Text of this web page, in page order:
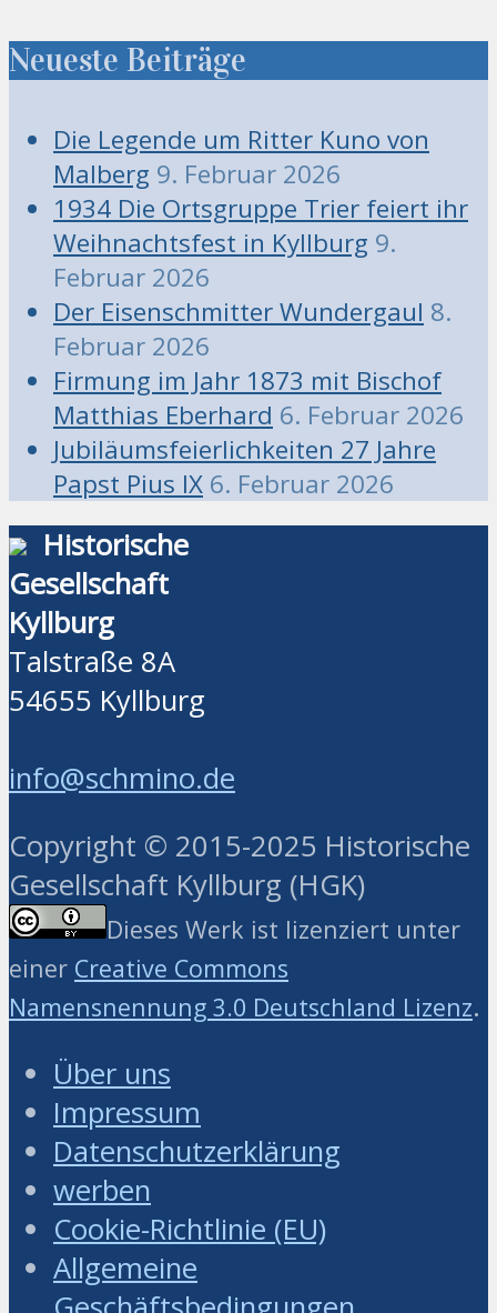
Neueste Beiträge
Die Legende um Ritter Kuno von
Malberg 9. Februar 2026
1934 Die Ortsgruppe Trier feiert ihr
Weihnachtsfest in Kyllburg 9.
Februar 2026
Der Eisenschmitter Wundergaul 8.
Februar 2026
Firmung im Jahr 1873 mit Bischof
Matthias Eberhard 6. Februar 2026
Jubiläumsfeierlichkeiten 27 Jahre
Papst Pius IX 6. Februar 2026
Historische
Gesellschaft
Kyllburg
Talstraße 8A
54655 Kyllburg
info@schmino.de
Copyright © 2015-2025 Historische
Gesellschaft Kyllburg (HGK)
Dieses Werk ist lizenziert unter
einer Creative Commons
Namensnennung 3.0 Deutschland Lizenz.
Über uns
Impressum
Datenschutzerklärung
werben
Cookie-Richtlinie (EU)
Allgemeine